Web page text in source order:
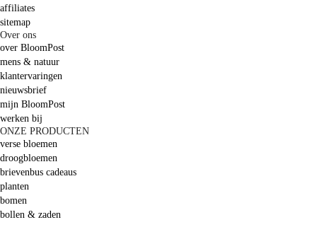
affiliates
sitemap
Over ons
over BloomPost
mens & natuur
klantervaringen
nieuwsbrief
mijn BloomPost
werken bij
ONZE PRODUCTEN
verse bloemen
droogbloemen
brievenbus cadeaus
planten
bomen
bollen & zaden